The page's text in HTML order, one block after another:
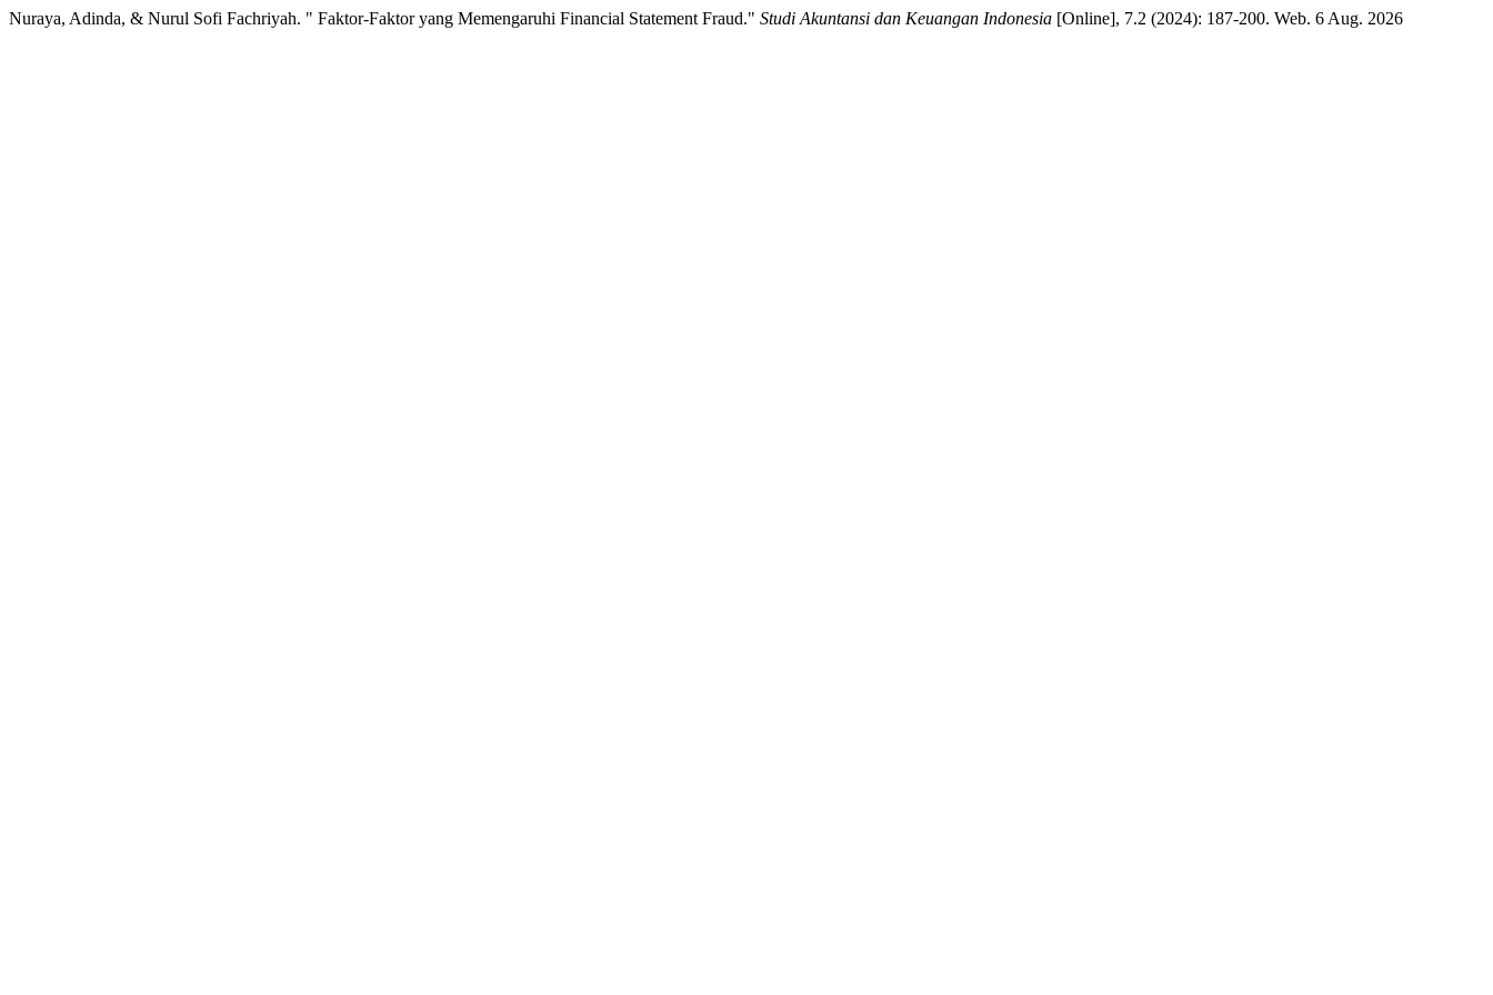
Nuraya, Adinda, & Nurul Sofi Fachriyah. " Faktor-Faktor yang Memengaruhi Financial Statement Fraud." Studi Akuntansi dan Keuangan Indonesia [Online], 7.2 (2024): 187-200. Web. 6 Aug. 2026